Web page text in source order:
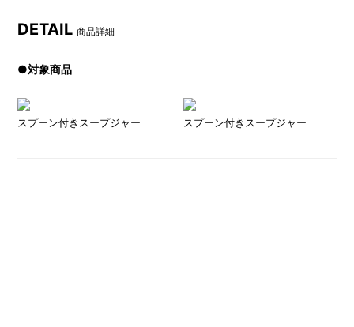
DETAIL商品詳細
●対象商品
スプーン付きスープジャー スプーン付きスープジャー